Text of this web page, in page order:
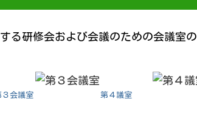
る研修会および会議のための会議室の
３会議室 第４議室